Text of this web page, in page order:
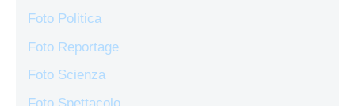
Foto Politica
Foto Reportage
Foto Scienza